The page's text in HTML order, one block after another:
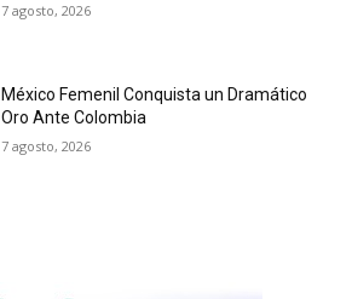
7 agosto, 2026
México Femenil Conquista un Dramático
Oro Ante Colombia
7 agosto, 2026